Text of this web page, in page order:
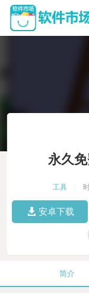
永久
工具
安卓下载
简介